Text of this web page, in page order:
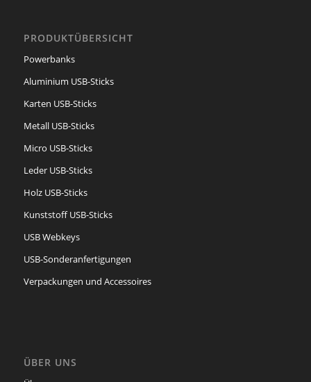
PRODUKTÜBERSICHT
Powerbanks
Aluminium USB-Sticks
Karten USB-Sticks
Metall USB-Sticks
Micro USB-Sticks
Leder USB-Sticks
Holz USB-Sticks
Kunststoff USB-Sticks
USB Webkeys
USB-Sonderanfertigungen
Verpackungen und Accessoires
ÜBER UNS